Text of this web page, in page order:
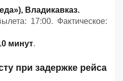
Владикавказ.
17:00. Фактическое:
минут.
при задержке рейса